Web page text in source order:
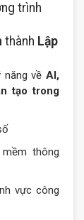
trình
thành Lập
về AI,
tạo trong
thông
vực công